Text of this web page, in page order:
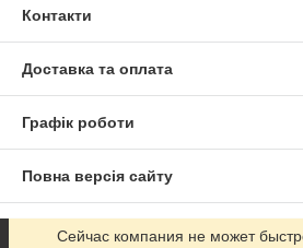
Контакти
Доставка та оплата
Графік роботи
Повна версія сайту
Сайт створено на маркетплейсі
Сейчас компания не может